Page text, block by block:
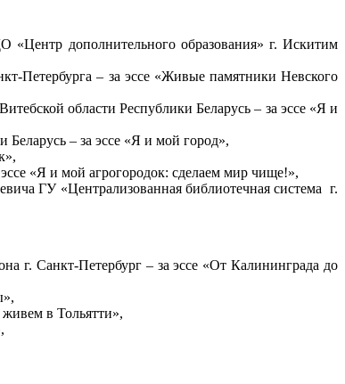
дополнительного образования» г. Искитим
Петербурга – за эссе «Живые памятники Невского
области Республики Беларусь – за эссе «Я и
– за эссе «Я и мой город»,
«Я и мой агрогородок: сделаем мир чище!»,
ГУ «Централизованная библиотечная система г.
г. Санкт-Петербург – за эссе «От Калининграда до
в Тольятти»,